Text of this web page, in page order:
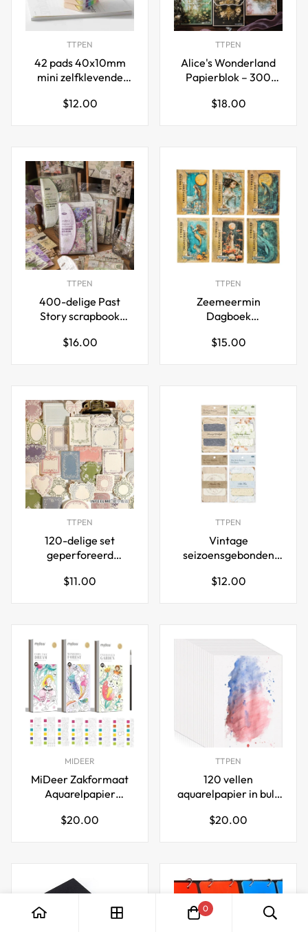
TTPEN
42 pads 40x10mm
mini zelfklevende
paginamarkeringen
Normale
$12.00
TTPEN
Alice's Wonderland
Papierblok – 300
Achtergrondvellen
Normale
$18.00
TTPEN
400-delige Past
Story scrapbook
ontwerpen
Normale
$16.00
TTPEN
Zeemeermin
Dagboek
180 Vellen
Normale
$15.00
TTPEN
120-delige set
geperforeerd
journaling en
Normale
$11.00
TTPEN
Vintage
seizoensgebonden
112 vellen voor
Normale
$12.00
MIDEER
MiDeer Zakformaat
Aquarelpapier
Kinderen 3 Stuks
Normale
$20.00
TTPEN
120 vellen
aquarelpapier in bulk
Normale
$20.00
0